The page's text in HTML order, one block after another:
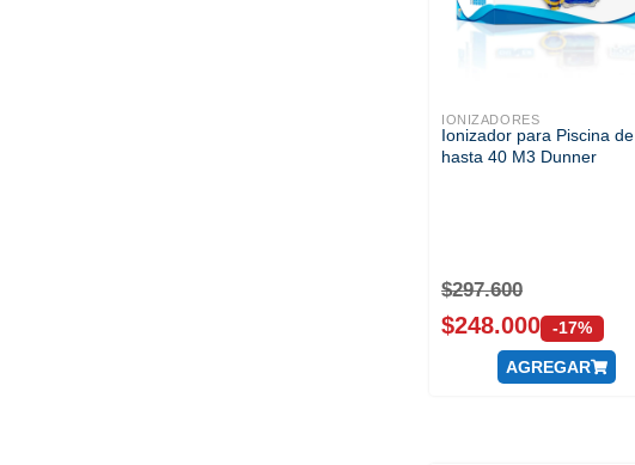
IONIZADORES
Ionizador para Piscina de
hasta 40 M3 Dunner
$297.600
$248.000 -17%
AGREGAR